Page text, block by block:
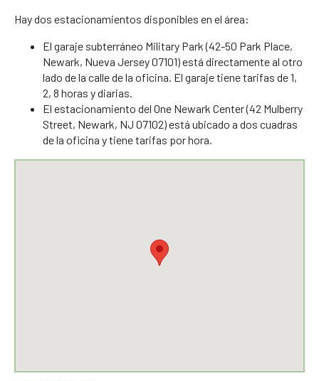
Hay dos estacionamientos disponibles en el área:
El garaje subterráneo Military Park (42-50 Park Place,
Newark, Nueva Jersey 07101) está directamente al otro
lado de la calle de la oficina. El garaje tiene tarifas de 1,
2, 8 horas y diarias.
El estacionamiento del One Newark Center (42 Mulberry
Street, Newark, NJ 07102) está ubicado a dos cuadras
de la oficina y tiene tarifas por hora.